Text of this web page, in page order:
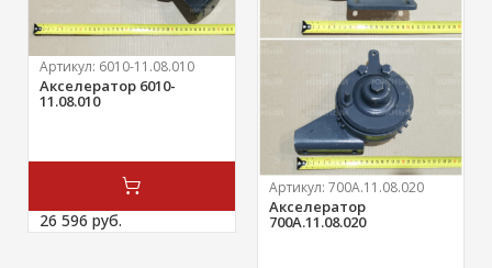
Артикул: 6010-11.08.010
Акселератор 6010-
11.08.010
26 596 руб.
Артикул: 700А.11.08.020
Акселератор
700А.11.08.020